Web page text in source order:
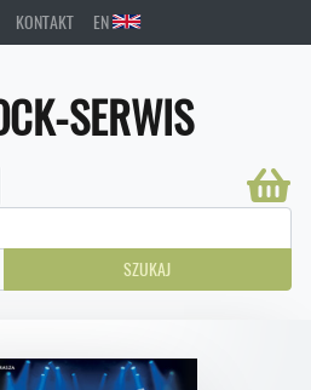
KONTAKT EN
SERWIS
SZUKAJ